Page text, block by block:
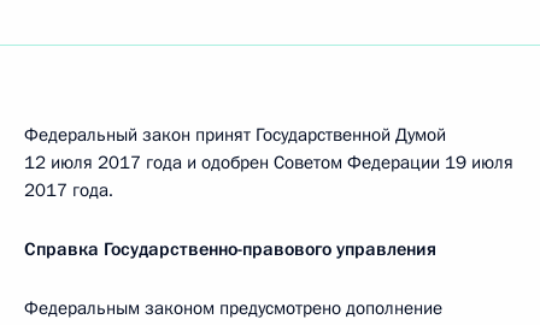
Федеральный закон принят Государственной Думой
12 июля 2017 года и одобрен Советом Федерации 19 июля
2017 года.
Справка Государственно-правового управления
Федеральным законом предусмотрено дополнение